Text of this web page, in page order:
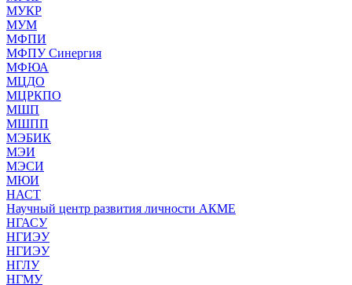
МУКР
МУМ
МФПИ
МФПУ Синергия
МФЮА
МЦДО
МЦРКПО
МШП
МШПП
МЭБИК
МЭИ
МЭСИ
МЮИ
НАСТ
Научный центр развития личности АКМЕ
НГАСУ
НГИЭУ
НГИЭУ
НГЛУ
НГМУ